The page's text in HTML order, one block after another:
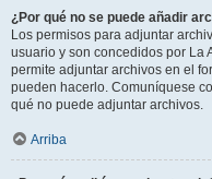
¿Por qué no se puede añadir
Los permisos para adjuntar
usuario y son concedidos por La
permite adjuntar archivos en el
pueden hacerlo. Comuníquese
qué no puede adjuntar archivos.
Arriba